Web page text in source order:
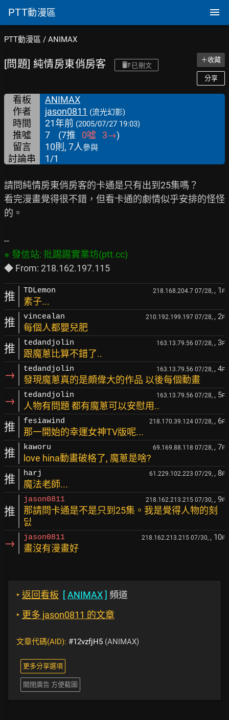
PTT動漫區
PTT動漫區 / ANIMAX
[問題] 純情房東俏房客 已刪文
＋收藏
分享
看板
ANIMAX
作者
jason0811 (流光幻影)
時間 21年前 (2005/07/27 19:03)
推噓 7 (7推 0噓 3→)
留言
10則, 7人參與
討論串 1/1
請問純情房東俏房客的卡通是只有出到25集嗎？
看完漫畫覺得很不錯，但看卡通的劇情似乎安排的怪怪
的。
推 TDLemon 218.168.204.7 07/28, , 1 F
素子...
推 vincealan 210.192.199.197 07/28, , 2F
每個人都嬰兒肥
推 tedandjolin 163.13.79.56 07/28, , 3F
跟魔蔥比算不錯了..
→ tedandjolin 163.13.79.56 07/28, , 4F
發現魔蔥真的是頗偉大的作品 以後每個動畫
→ tedandjolin 163.13.79.56 07/28, , 5F
人物有問題 都有魔蔥可以安慰用..
推 fesiawind 218.170.39.124 07/28, , 6F
那一開始的幸運女神TV版呢...
推 kaworu 69.169.88.118 07/28, , 7F
love hina動畫破格了, 魔蔥是啥?
推 harj 61.229.102.223 07/29, , 8F
魔法老師...
推
jason0811 218.162.213.215 07/30, , 9F
那請問卡通是不是只到25集。我是覺得人物的刻
딠
→ jason0811 218.162.213.215 07/30, , 10F
畫沒有漫畫好
‣ 返回看板 [ANIMAX] 頻道
‣ 更多 jason0811 的文章
文章代碼(AID): #12vzfjH5 (ANIMAX)
更多分享選項
關閉廣告 方便截圖